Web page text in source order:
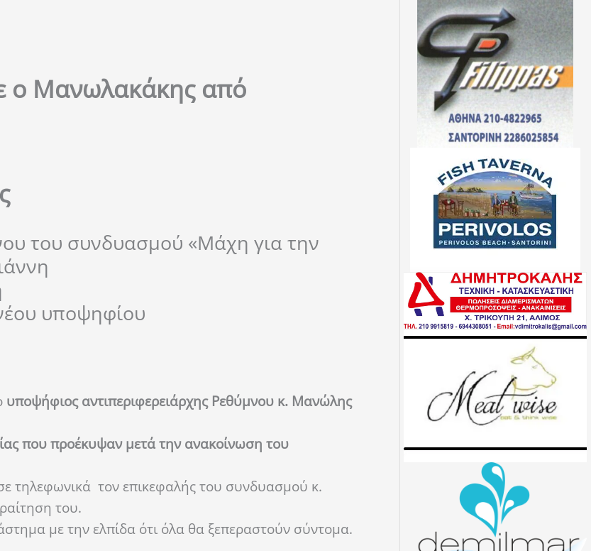
ο Μανωλακάκης από
του συνδυασμού «Μάχη για την
υποψηφίου
υποψήφιος αντιπεριφερειάρχης Ρεθύμνου κ. Μανώλης
που προέκυψαν μετά την ανακοίνωση του
τηλεφωνικά τον επικεφαλής του συνδυασμού κ.
του.
με την ελπίδα ότι όλα θα ξεπεραστούν σύντομα.